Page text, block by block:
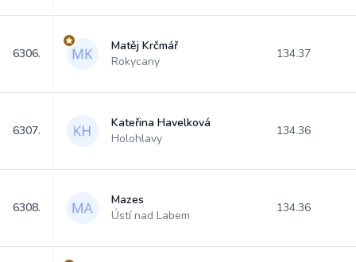
6306.
Matěj Krčmář
Rokycany
134.37
6307.
Kateřina Havelková
Holohlavy
134.36
6308.
Mazes
Ústí nad Labem
134.36